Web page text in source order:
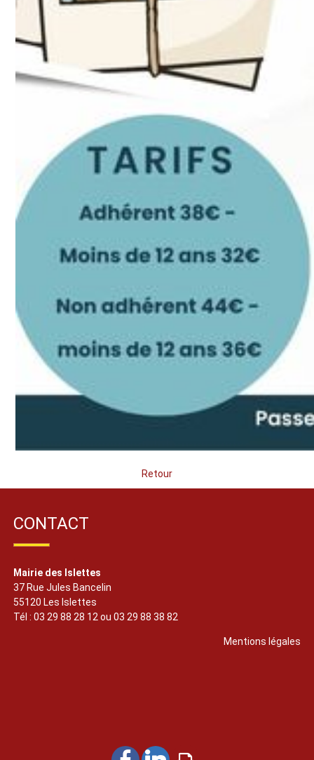
Retour
CONTACT
Mairie des Islettes
37 Rue Jules Bancelin
55120 Les Islettes
Tél : 03 29 88 28 12 ou 03 29 88 38 82
Mentions légales